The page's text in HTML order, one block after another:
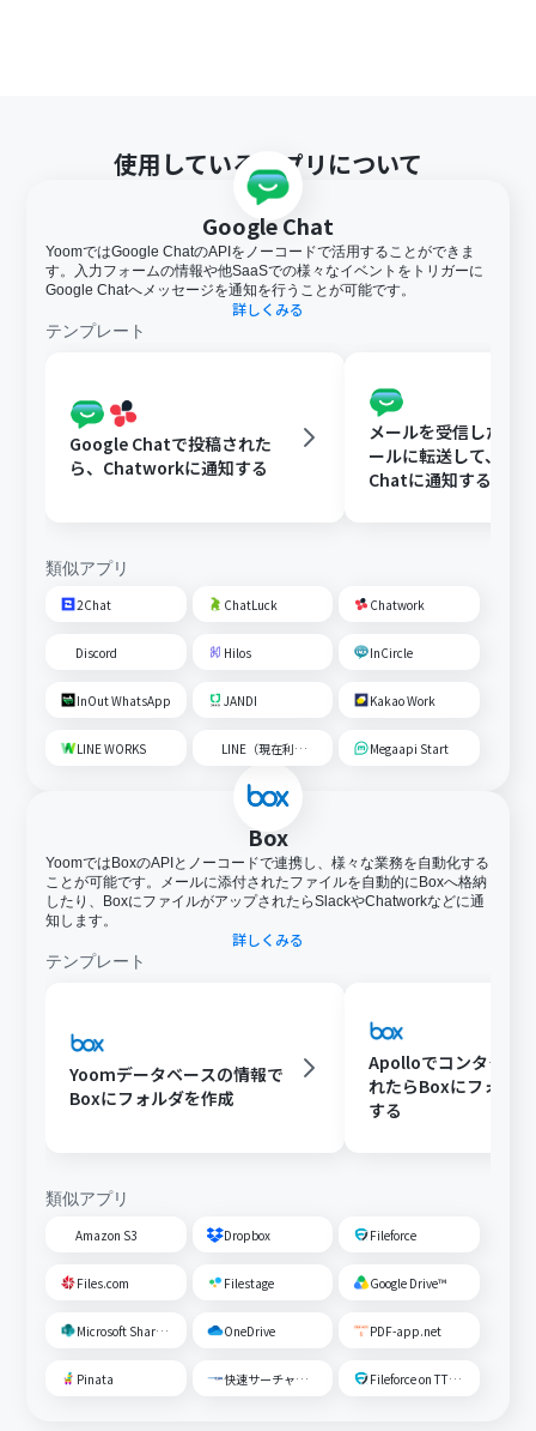
使用しているアプリについて
Google Chat
YoomではGoogle ChatのAPIをノーコードで活用することができま
す。入力フォームの情報や他SaaSでの様々なイベントをトリガーに
Google Chatへメッセージを通知を行うことが可能です。
詳しくみる
テンプレート
Google Chatで投稿された
ら、Chatworkに通知する
メールを受信したら
ールに転送して、
Chatに通知する
類似アプリ
2Chat ChatLuck Chatwork
Discord Hilos InCircle
InOut WhatsApp JANDI Kakao Work
LINE WORKS LINE（現在利用不可） Megaapi Start
Box
YoomではBoxのAPIとノーコードで連携し、様々な業務を自動化する
ことが可能です。メールに添付されたファイルを自動的にBoxへ格納
したり、BoxにファイルがアップされたらSlackやChatworkなどに通
知します。
詳しくみる
テンプレート
Yoomデータベースの情報で
Boxにフォルダを作成
Apolloでコンタクト
れたらBoxにフォル
する
類似アプリ
Amazon S3 Dropbox Fileforce
Files.com Filestage Google Drive™
Microsoft SharePoint OneDrive PDF-app.net
Pinata 快速サーチャーGX Fileforce on TTS Cloud